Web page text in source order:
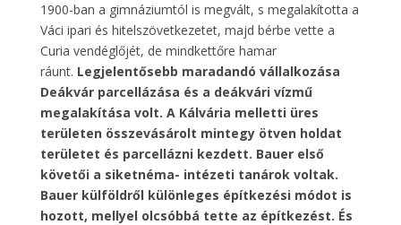
1900-ban a gimnáziumtól is megvált, s megalakította a
Váci ipari és hitelszövetkezetet, majd bérbe vette a
Curia vendéglőjét, de mindkettőre hamar
ráunt. Legjelentősebb maradandó vállalkozása
Deákvár parcellázása és a deákvári vízmű
megalakítása volt. A Kálvária melletti üres
területen összevásárolt mintegy ötven holdat
területet és parcellázni kezdett. Bauer első
követői a siketnéma- intézeti tanárok voltak.
Bauer külföldről különleges építkezési módot is
hozott, mellyel olcsóbbá tette az építkezést. És